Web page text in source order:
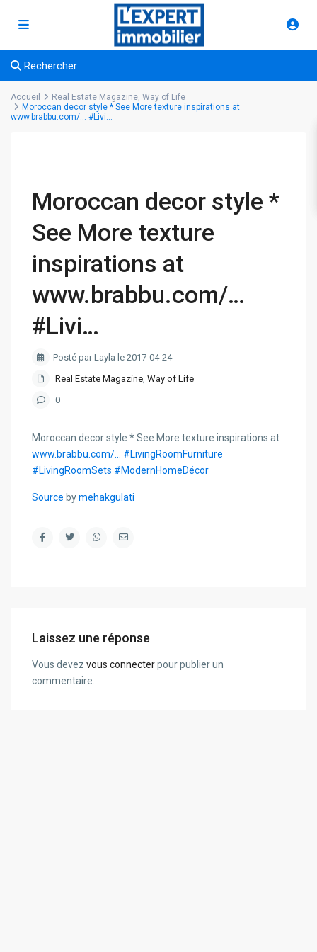
Rechercher
Accueil Real Estate Magazine,Way of Life
Moroccan decor style * See More texture inspirations at
www.brabbu.com/… #Livi…
Moroccan decor style *
See More texture
inspirations at
www.brabbu.com/…
#Livi…
Posté par Layla le 2017-04-24
Real Estate Magazine,Way of Life
0
Moroccan decor style * See More texture inspirations at
www.brabbu.com/…
#LivingRoomFurniture
#LivingRoomSets #ModernHomeDécor
Source bymehakgulati
Laissez une réponse
Vous devezvous connecterpour publier un
commentaire.